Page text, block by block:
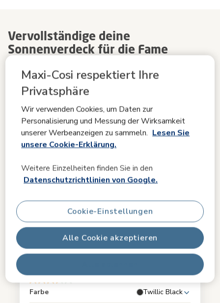
Maxi-Cosi respektiert Ihre
Privatsphäre
Wir verwenden Cookies, um Daten zur
Personalisierung und Messung der Wirksamkeit
unserer Werbeanzeigen zu sammeln. Lesen Sie
unsere Cookie-Erklärung.
Weitere Einzelheiten finden Sie in den
Datenschutzrichtlinien von Google.
Alle Cookie akzeptieren
Cookie-Einstellungen
Vervollständige deine
Sonnenverdeck für die Fame
Babywanne:
Passende Produkte
Farbe Twillic Black